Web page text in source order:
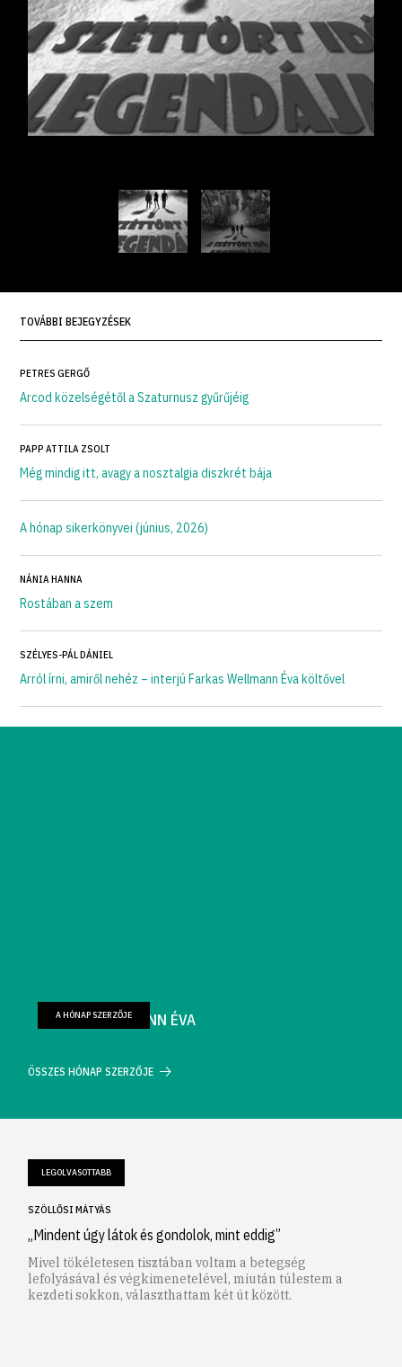
TOVÁBBI BEJEGYZÉSEK
PETRES GERGŐ
Arcod közelségétől a Szaturnusz gyűrűjéig
PAPP ATTILA ZSOLT
Még mindig itt, avagy a nosztalgia diszkrét bája
A hónap sikerkönyvei (június, 2026)
NÁNIA HANNA
Rostában a szem
SZÉLYES-PÁL DÁNIEL
Arról írni, amiről nehéz – interjú Farkas Wellmann Éva költővel
FARKAS WELLMANN ÉVA
A HÓNAP SZERZŐJE
ÖSSZES HÓNAP SZERZŐJE
LEGOLVASOTTABB
SZÖLLŐSI MÁTYÁS
„Mindent úgy látok és gondolok, mint eddig”
Mivel tökéletesen tisztában voltam a betegség
lefolyásával és végkimenetelével, miután túlestem a
kezdeti sokkon, választhattam két út között.